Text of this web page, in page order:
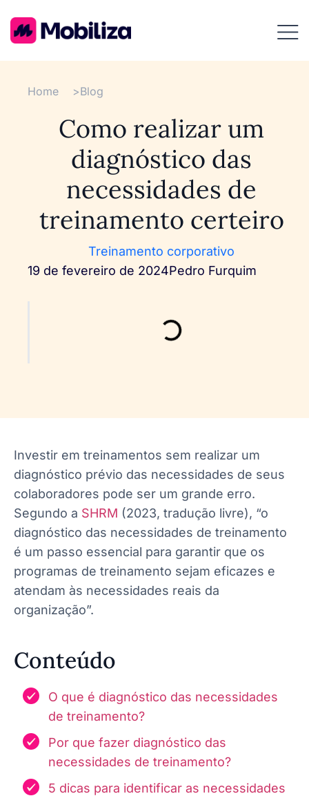
Home >Blog
Como realizar um
diagnóstico das
necessidades de
treinamento certeiro
Treinamento corporativo
19 de fevereiro de 2024Pedro Furquim
Investir em treinamentos sem realizar um
diagnóstico prévio das necessidades de seus
colaboradores pode ser um grande erro.
Segundo a SHRM (2023, tradução livre), “o
diagnóstico das necessidades de treinamento
é um passo essencial para garantir que os
programas de treinamento sejam eficazes e
atendam às necessidades reais da
organização”.
Conteúdo
O que é diagnóstico das necessidades
de treinamento?
Por que fazer diagnóstico das
necessidades de treinamento?
5 dicas para identificar as necessidades